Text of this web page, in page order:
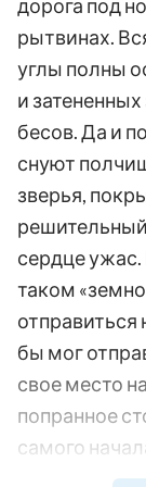
дорога под
рытвинах.
углы полны
и
бесов. Да и
снуют
зверья,
решительный
сердце ужас.
таком
отправиться
бы мог
свое место
попранное
самого
его личину,